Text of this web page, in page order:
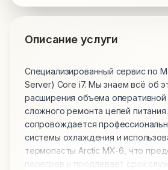
Описание услуги
Специализированный сервис по
Server) Core i7. Мы знаем всё об
расширения объема
сложного ремонта цепей
сопровождается
системы охлаждения и
термопасты Arctic MX-6, что
перегрев и продлевает срок